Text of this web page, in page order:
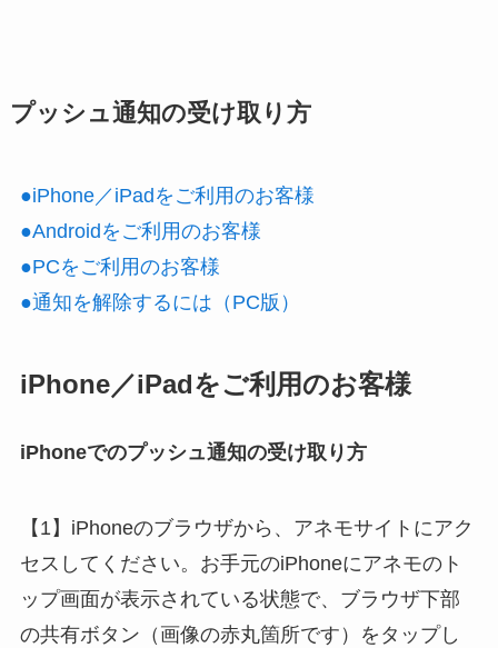
プッシュ通知の受け取り方
●iPhone／iPadをご利用のお客様
●Androidをご利用のお客様
●PCをご利用のお客様
●通知を解除するには（PC版）
iPhone／iPadをご利用のお客様
iPhoneでのプッシュ通知の受け取り方
【1】iPhoneのブラウザから、アネモサイトにアク
セスしてください。お手元のiPhoneにアネモのト
ップ画面が表示されている状態で、ブラウザ下部
の共有ボタン（画像の赤丸箇所です）をタップし